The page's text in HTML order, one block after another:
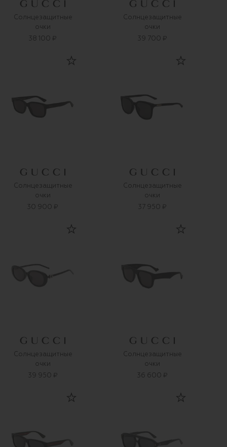
Солнцезащитные
очки
38 100 ₽
Солнцезащитные
очки
39 700 ₽
Солнцезащитные
очки
30 900 ₽
Солнцезащитные
очки
37 950 ₽
Солнцезащитные
очки
39 950 ₽
Солнцезащитные
очки
36 600 ₽